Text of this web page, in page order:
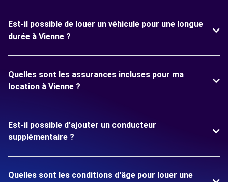
Est-il possible de louer un véhicule pour une longue
durée à Vienne ?
Quelles sont les assurances incluses pour ma
location à Vienne ?
Est-il possible d'ajouter un conducteur
supplémentaire ?
Quelles sont les conditions d'âge pour louer une